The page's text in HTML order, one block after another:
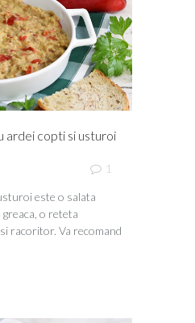
ardei copti si usturoi
1
este o salata
o reteta
racoritor. Va recomand